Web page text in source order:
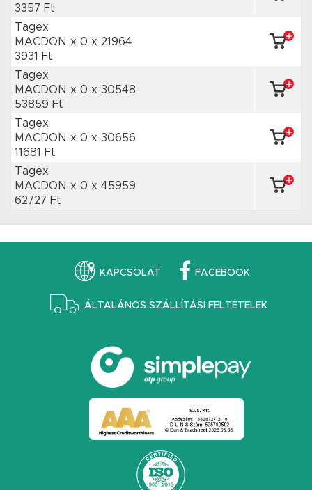
3357 Ft
Tagex
MACDON x 0 x 21964
3931 Ft
Tagex
MACDON x 0 x 30548
53859 Ft
Tagex
MACDON x 0 x 30656
11681 Ft
Tagex
MACDON x 0 x 45959
62727 Ft
KAPCSOLAT FACEBOOK
ÁLTALÁNOS SZÁLLÍTÁSI FELTÉTELEK